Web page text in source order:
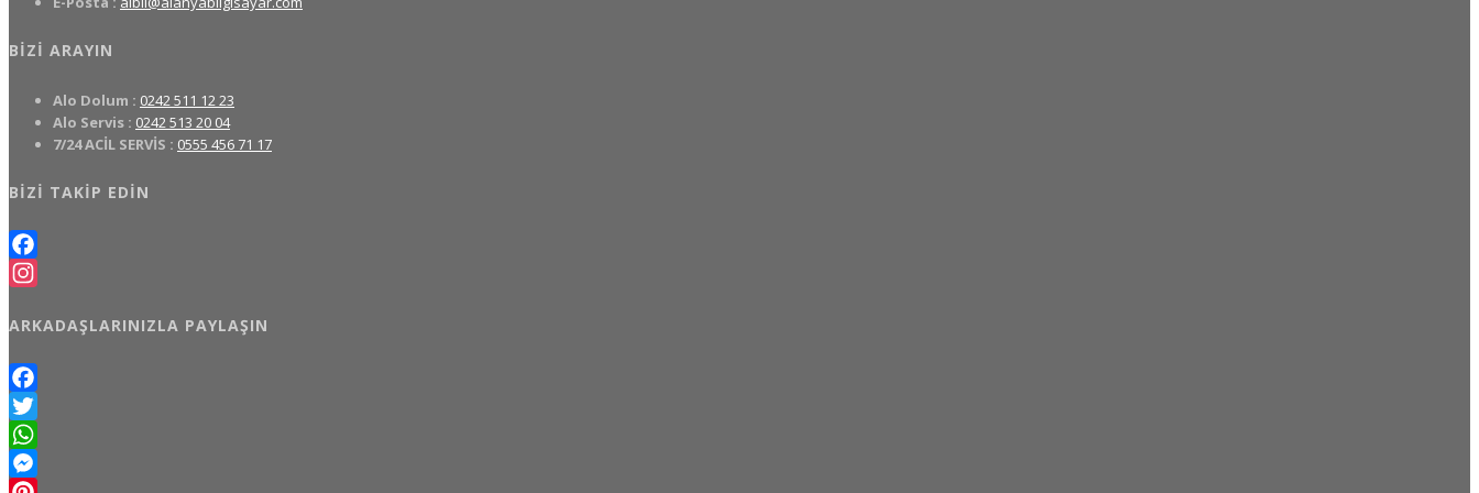
BIZI ARAYIN
Alo Dolum : 0242 511 12 23
Alo Servis : 0242 513 20 04
7/24 ACİL SERVİS : 0555 456 71 17
BIZI TAKIP EDIN
Facebook
ARKADAŞLARINIZLA PAYLAŞIN
Facebook
Twitter
WhatsApp